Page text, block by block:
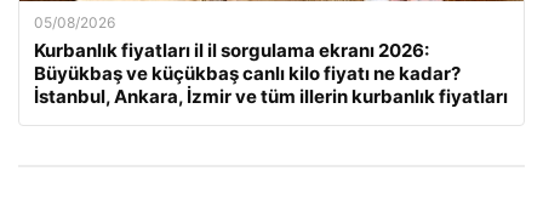
05/08/2026
Kurbanlık fiyatları il il sorgulama ekranı 2026:
Büyükbaş ve küçükbaş canlı kilo fiyatı ne kadar?
İstanbul, Ankara, İzmir ve tüm illerin kurbanlık fiyatları